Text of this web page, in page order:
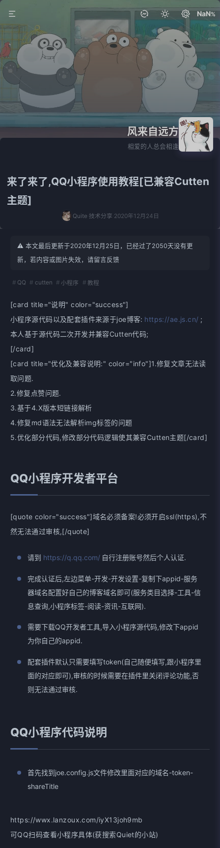
风来自远方
相爱的人总会相逢
NaN
来了来了,QQ小程序使用教程[已兼容Cutten
主题]
Quite ·技术分享 2020年12月24日
⚠️ 本文最后更新于2020年12月25日，已经过了2050天没有更
新，若内容或图片失效，请留言反馈
QQ cutten 小程序 教程
[card title="说明" color="success"]
小程序源代码以及配套插件来源于joe博客: https://ae.js.cn/ ;
本人基于源代码二次开发并兼容Cutten代码;
[/card]
[card title="优化及兼容说明:" color="info"]1.修复文章无法读
取问题.
2.修复点赞问题.
3.基于4.X版本短链接解析
4.修复md语法无法解析img标签的问题
5.优化部分代码,修改部分代码逻辑使其兼容Cutten主题[/card]
QQ小程序开发者平台
[quote color="success"]域名必须备案!必须开启ssl(https),不
然无法通过审核,[/quote]
请到 https://q.qq.com/ 自行注册账号然后个人认证.
完成认证后,左边菜单-开发-开发设置-复制下appid-服务
器域名配置好自己的博客域名即可(服务类目选择-工具-信
息查询,小程序标签-阅读-资讯-互联网).
需要下载QQ开发者工具,导入小程序源代码,修改下appid
为你自己的appid.
配套插件默认只需要填写token(自己随便填写,跟小程序里
面的对应即可),审核的时候需要在插件里关闭评论功能,否
则无法通过审核.
QQ小程序代码说明
首先找到joe.config.js文件修改里面对应的域名-token-
shareTitle
https://wwx.lanzoux.com/iyX13joh9mb
可QQ扫码查看小程序具体(获搜索Quiet的小站)